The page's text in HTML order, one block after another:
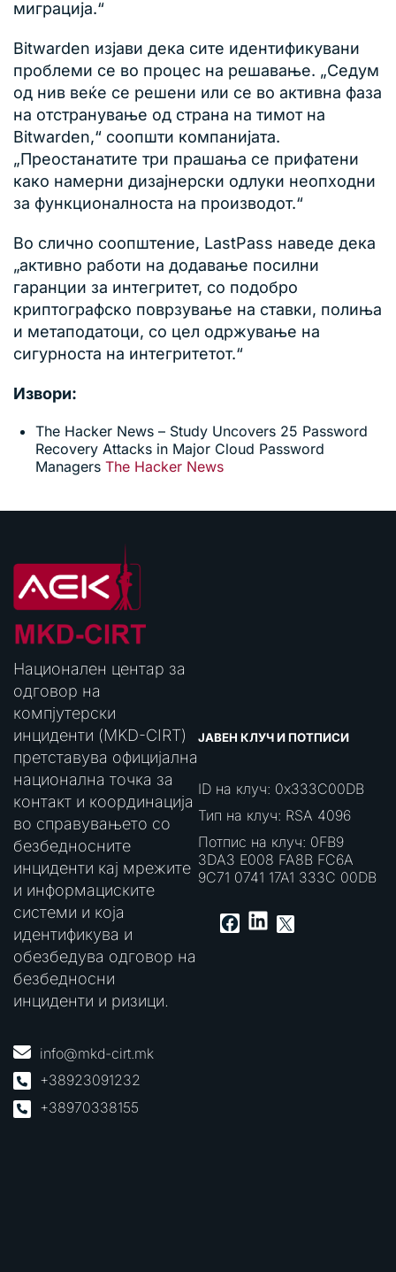
миграција.“
Bitwarden изјави дека сите идентификувани
проблеми се во процес на решавање. „Седум
од нив веќе се решени или се во активна фаза
на отстранување од страна на тимот на
Bitwarden,“ соопшти компанијата.
„Преостанатите три прашања се прифатени
како намерни дизајнерски одлуки неопходни
за функционалноста на производот.“
Во слично соопштение, LastPass наведе дека
„активно работи на додавање посилни
гаранции за интегритет, со подобро
криптографско поврзување на ставки, полиња
и метаподатоци, со цел одржување на
сигурноста на интегритетот.“
Извори:
The Hacker News – Study Uncovers 25 Password
Recovery Attacks in Major Cloud Password
Managers The Hacker News
Национален центар за
одговор на
компјутерски
инциденти (MKD-CIRT)
претставува официјална
национална точка за
контакт и координација
во справувањето со
безбедносните
инциденти кај мрежите
и информациските
системи и која
идентификува и
обезбедува одговор на
безбедносни
инциденти и ризици.
info@mkd-cirt.mk
+38923091232
+38970338155
ЈАВЕН КЛУЧ И ПОТПИСИ
ID на клуч: 0x333C00DB
Тип на клуч: RSA 4096
Потпис на клуч: 0FB9
3DA3 E008 FA8B FC6A
9C71 0741 17A1 333C 00DB
Facebook
LinkedIn
X